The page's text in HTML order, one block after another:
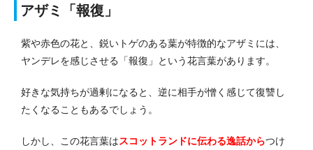
アザミ「報復」
紫や赤色の花と、鋭いトゲのある葉が特徴的なアザミには、
ヤンデレを感じさせる「報復」という花言葉があります。
好きな気持ちが過剰になると、逆に相手が憎く感じて復讐し
たくなることもあるでしょう。
しかし、この花言葉はスコットランドに伝わる逸話からつけ